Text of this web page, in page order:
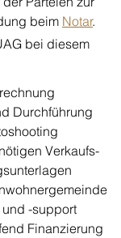
beim Notar.
bei diesem
Durchführung
Verkaufs-
-support
Finanzierung